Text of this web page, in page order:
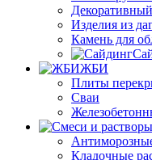
Изделия из
Камень для
ЖБИ
Плиты
Сваи
Кладочные